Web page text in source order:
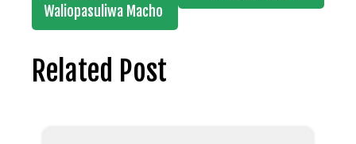
Waliopasuliwa Macho
Related Post